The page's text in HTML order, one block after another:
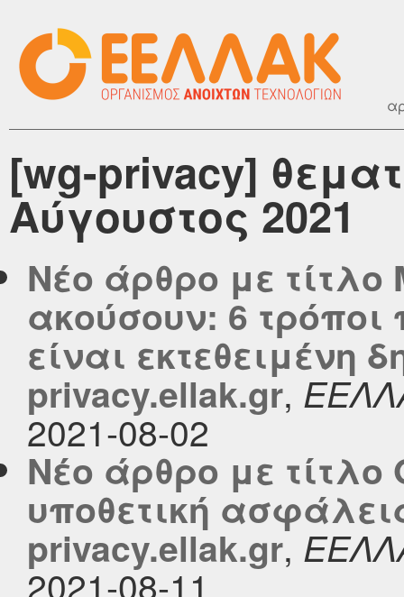
[wg-privacy]
Αύγουστος 2021
Νέο άρθρο με
ακούσουν: 6 τρόποι
είναι εκτεθειμένη
privacy.ellak.gr,
2021-08-02
Νέο άρθρο με τίτλο
υποθετική
privacy.ellak.gr,
2021-08-11